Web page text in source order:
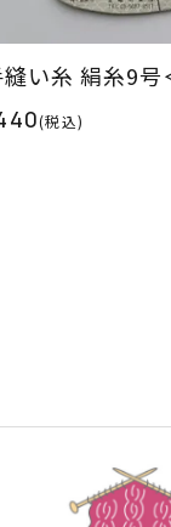
い糸 絹糸9号
(税込)